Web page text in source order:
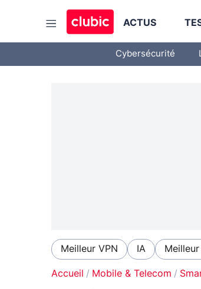
ACTUS
Cybersécurité
Meilleur VPN IA
Accueil Mobile & Telecom